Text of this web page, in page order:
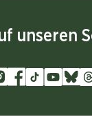
unseren